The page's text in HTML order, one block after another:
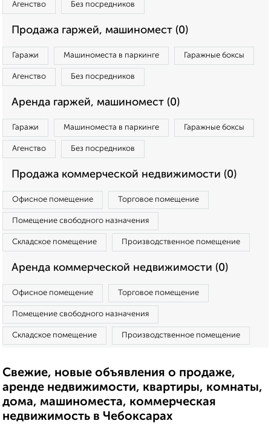
Агенство Без посредников
Продажа гаржей, машиномест (0)
Гаражи Машиноместа в паркинге Гаражные боксы
Агенство Без посредников
Аренда гаржей, машиномест (0)
Гаражи Машиноместа в паркинге Гаражные боксы
Агенство Без посредников
Продажа коммерческой недвижимости (0)
Офисное помещение Торговое помещение
Помещение свободного назначения
Складское помещение Производственное помещение
Аренда коммерческой недвижимости (0)
Офисное помещение Торговое помещение
Помещение свободного назначения
Складское помещение Производственное помещение
Свежие, новые объявления о продаже,
аренде недвижимости, квартиры, комнаты,
дома, машиноместа, коммерческая
недвижимость в Чебоксарах